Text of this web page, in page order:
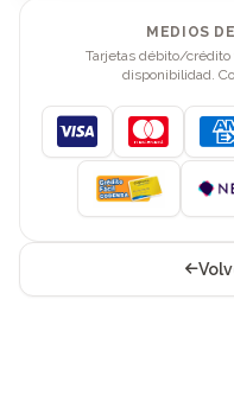
MEDIOS
Tarjetas débito/
disponibilidad.
Visa